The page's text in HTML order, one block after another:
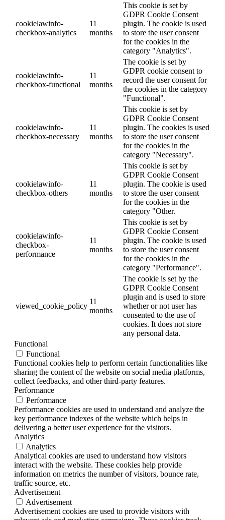
cookielawinfo-
checkbox-analytics
11
months
This cookie is set by
GDPR Cookie Consent
plugin. The cookie is used
to store the user consent
for the cookies in the
category "Analytics".
cookielawinfo-
checkbox-functional
11
months
The cookie is set by
GDPR cookie consent to
record the user consent for
the cookies in the category
"Functional".
cookielawinfo-
checkbox-necessary
11
months
This cookie is set by
GDPR Cookie Consent
plugin. The cookies is used
to store the user consent
for the cookies in the
category "Necessary".
cookielawinfo-
checkbox-others
11
months
This cookie is set by
GDPR Cookie Consent
plugin. The cookie is used
to store the user consent
for the cookies in the
category "Other.
cookielawinfo-
checkbox-
performance
11
months
This cookie is set by
GDPR Cookie Consent
plugin. The cookie is used
to store the user consent
for the cookies in the
category "Performance".
viewed_cookie_policy
11
months
The cookie is set by the
GDPR Cookie Consent
plugin and is used to store
whether or not user has
consented to the use of
cookies. It does not store
any personal data.
Functional
Functional
Functional cookies help to perform certain functionalities like
sharing the content of the website on social media platforms,
collect feedbacks, and other third-party features.
Performance
Performance
Performance cookies are used to understand and analyze the
key performance indexes of the website which helps in
delivering a better user experience for the visitors.
Analytics
Analytics
Analytical cookies are used to understand how visitors
interact with the website. These cookies help provide
information on metrics the number of visitors, bounce rate,
traffic source, etc.
Advertisement
Advertisement
Advertisement cookies are used to provide visitors with